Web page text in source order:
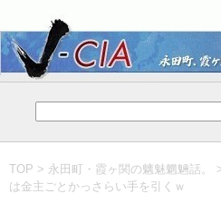
TOP > 永田町・霞ヶ関の魑魅魍魎話。
は金主ごとかっさらい手を引くｗ